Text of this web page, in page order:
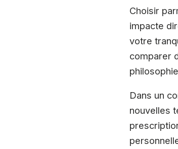
Choisir
impacte
votre
comparer
Dans un
nouvelles